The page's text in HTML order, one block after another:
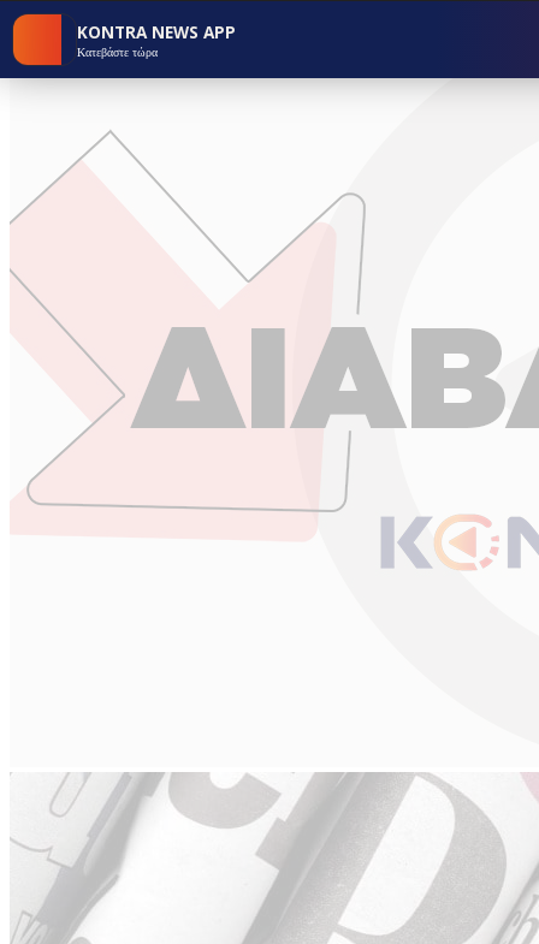
KONTRA NEWS APP
Κατεβάστε τώρα